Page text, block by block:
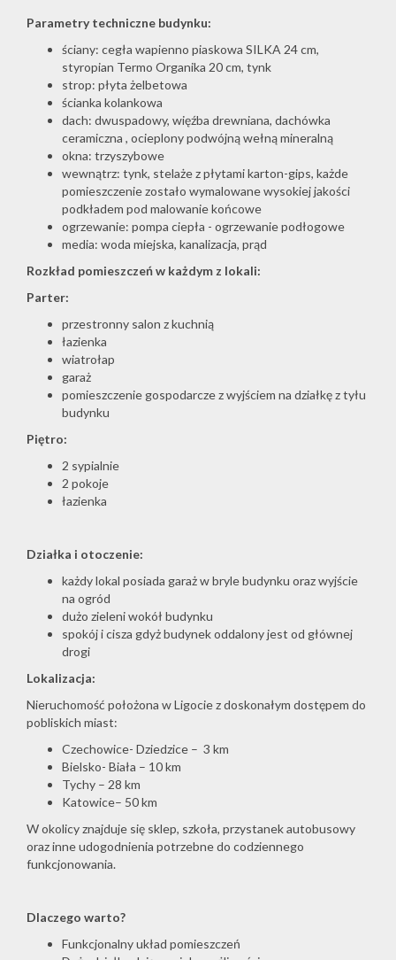
Parametry techniczne budynku:
ściany: cegła wapienno piaskowa SILKA 24 cm,
styropian Termo Organika 20 cm, tynk
strop: płyta żelbetowa
ścianka kolankowa
dach: dwuspadowy, więźba drewniana, dachówka
ceramiczna , ocieplony podwójną wełną mineralną
okna: trzyszybowe
wewnątrz: tynk, stelaże z płytami karton-gips, każde
pomieszczenie zostało wymalowane wysokiej jakości
podkładem pod malowanie końcowe
ogrzewanie: pompa ciepła - ogrzewanie podłogowe
media: woda miejska, kanalizacja, prąd
Rozkład pomieszczeń w każdym z lokali:
Parter:
przestronny salon z kuchnią
łazienka
wiatrołap
garaż
pomieszczenie gospodarcze z wyjściem na działkę z tyłu
budynku
Piętro:
2 sypialnie
2 pokoje
łazienka
Działka i otoczenie:
każdy lokal posiada garaż w bryle budynku oraz wyjście
na ogród
dużo zieleni wokół budynku
spokój i cisza gdyż budynek oddalony jest od głównej
drogi
Lokalizacja:
Nieruchomość położona w Ligocie z doskonałym dostępem do
pobliskich miast:
Czechowice- Dziedzice – 3 km
Bielsko- Biała – 10 km
Tychy – 28 km
Katowice– 50 km
W okolicy znajduje się sklep, szkoła, przystanek autobusowy
oraz inne udogodnienia potrzebne do codziennego
funkcjonowania.
Dlaczego warto?
Funkcjonalny układ pomieszczeń